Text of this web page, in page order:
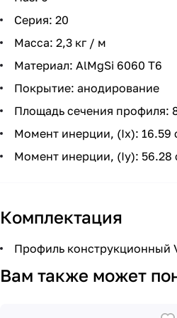
Серия: 20
Масса: 2,3 кг / м
Материал: AlMgSi 6060 Т6
Покрытие: анодирование
Площадь сечения профиля:
Момент инерции, (Ix): 16.59
Момент инерции, (Iy): 56.28
Комплектация
Профиль конструкционный
Вам также может